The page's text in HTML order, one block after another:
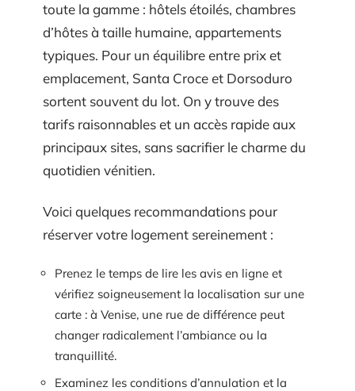
toute la gamme : hôtels étoilés, chambres
d’hôtes à taille humaine, appartements
typiques. Pour un équilibre entre prix et
emplacement, Santa Croce et Dorsoduro
sortent souvent du lot. On y trouve des
tarifs raisonnables et un accès rapide aux
principaux sites, sans sacrifier le charme du
quotidien vénitien.
Voici quelques recommandations pour
réserver votre logement sereinement :
Prenez le temps de lire les avis en ligne et
vérifiez soigneusement la localisation sur une
carte : à Venise, une rue de différence peut
changer radicalement l’ambiance ou la
tranquillité.
Examinez les conditions d’annulation et la